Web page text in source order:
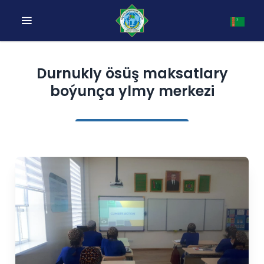
Durnukly ösüş maksatlary
boýunça ylmy merkezi